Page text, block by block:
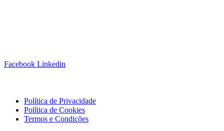
Facebook Linkedin
Política de Privacidade
Política de Cookies
Termos e Condições